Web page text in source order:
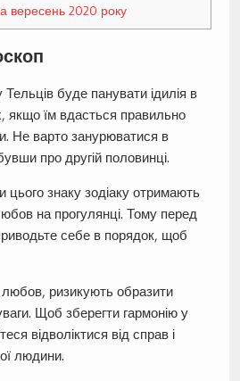
вересень 2020 року
буде панувати ідилія в
якщо їм вдасться правильно
Не варто занурюватися в
про другій половинці.
цього знаку зодіаку отримають
на прогулянці. Тому перед
себе в порядок, щоб
ризикують образити
Щоб зберегти гармонію у
відволіктися від справ і
людини.